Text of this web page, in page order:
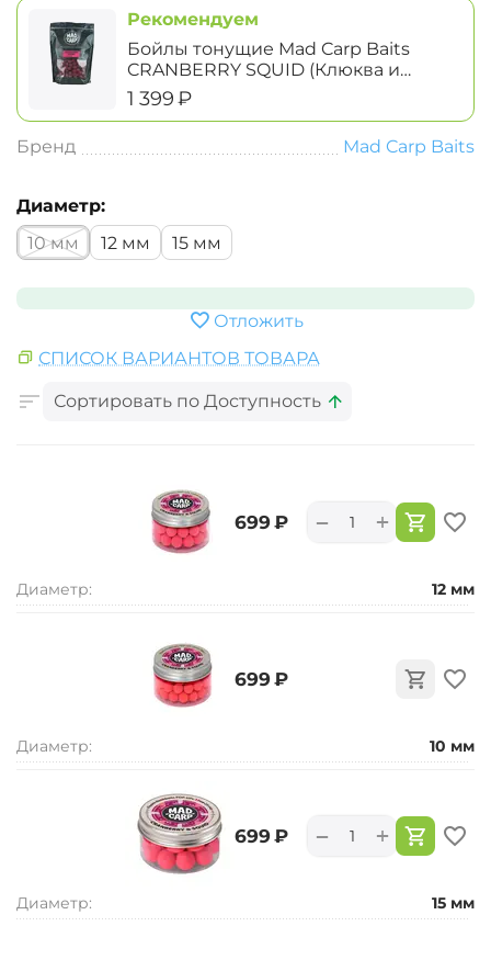
Рекомендуем
Бойлы тонущие Mad Carp Baits
CRANBERRY SQUID (Клюква и
Кальмар) 1кг
‍1 399‍₽
Бренд Mad Carp Baits
Диаметр:
10 мм
12 мм 15 мм
Отложить
СПИСОК ВАРИАНТОВ ТОВАРА
Сортировать по Доступность
‍699‍ ₽ +
−
Диаметр: 12 мм
‍699‍ ₽
Диаметр: 10 мм
‍699‍ ₽ +
−
Диаметр: 15 мм